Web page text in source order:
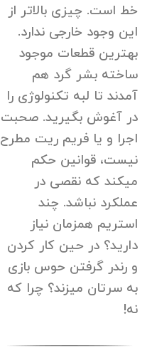
خط است. چیزی بالاتر از
این وجود خارجی ندارد.
بهترین قطعات موجود
ساخته بشر گرد هم
آمدند تا لبه تکنولوژی را
در آغوش بگیرید. صحبت
اجرا و یا فریم ریت مطرح
نیست، قوانین حکم
میکند که نقصی در
عملکرد نباشد. چند
استریم همزمان نیاز
دارید؟ در حین کار کردن
و رندر گرفتن حوس بازی
به سرتان میزند؟ چرا که
نه!